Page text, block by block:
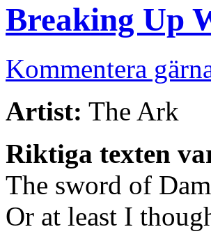
Breaking Up
Kommentera
Artist: The Ark
Riktiga texten
The sword of
Or at least I